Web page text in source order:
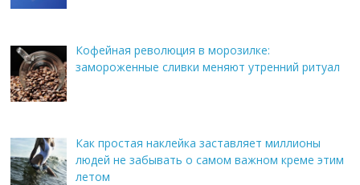
Кофейная революция в морозилке:
замороженные сливки меняют утренний ритуал
Как простая наклейка заставляет миллионы
людей не забывать о самом важном креме этим
летом